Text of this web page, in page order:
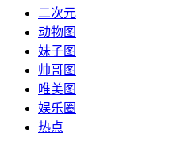
二次元
动物图
妹子图
帅哥图
唯美图
娱乐圈
热点